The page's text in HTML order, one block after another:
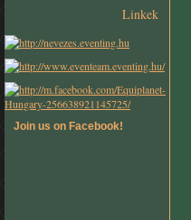
Linkek
Join us on Facebook!